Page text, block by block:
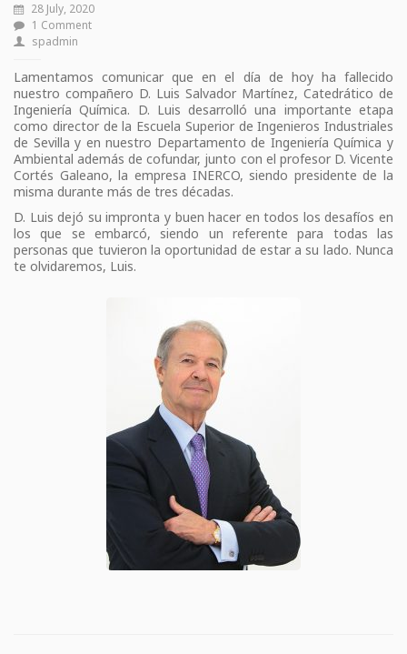
28 July, 2020
1 Comment
spadmin
Lamentamos comunicar que en el día de hoy ha fallecido
nuestro compañero D. Luis Salvador Martínez, Catedrático de
Ingeniería Química. D. Luis desarrolló una importante etapa
como director de la Escuela Superior de Ingenieros Industriales
de Sevilla y en nuestro Departamento de Ingeniería Química y
Ambiental además de cofundar, junto con el profesor D. Vicente
Cortés Galeano, la empresa INERCO, siendo presidente de la
misma durante más de tres décadas.
D. Luis dejó su impronta y buen hacer en todos los desafíos en
los que se embarcó, siendo un referente para todas las
personas que tuvieron la oportunidad de estar a su lado. Nunca
te olvidaremos, Luis.